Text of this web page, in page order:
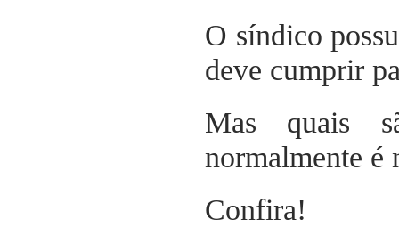
O síndico
deve cumprir
Mas quais
normalmente é
Confira!